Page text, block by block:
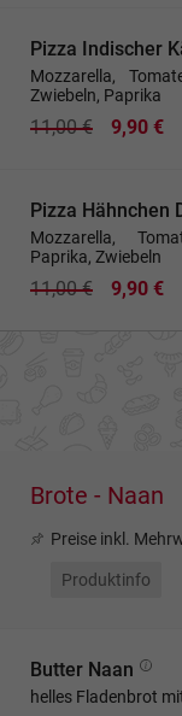
Pizza Indischer
Mozzarella,
Zwiebeln, Paprika
11,00 € 9,90 €
Pizza Hähnchen
Mozzarella,
Paprika, Zwiebeln
11,00 € 9,90 €
Brote - Naan
Preise inkl.
Produktinfo
Butter Naan
helles Fladenbrot